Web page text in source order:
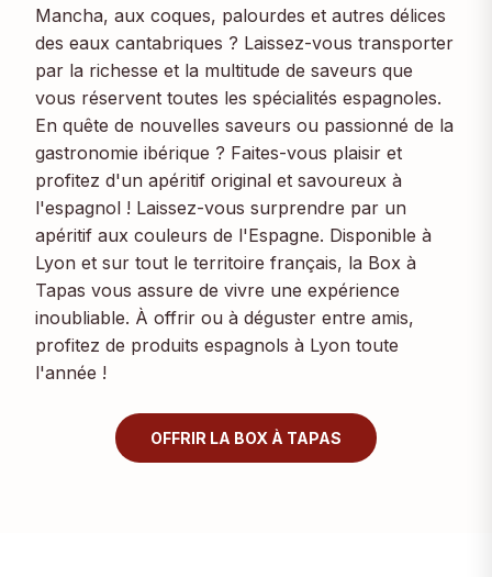
Mancha, aux coques, palourdes et autres délices
des eaux cantabriques ? Laissez-vous transporter
par la richesse et la multitude de saveurs que
vous réservent toutes les spécialités espagnoles.
En quête de nouvelles saveurs ou passionné de la
gastronomie ibérique ? Faites-vous plaisir et
profitez d'un apéritif original et savoureux à
l'espagnol ! Laissez-vous surprendre par un
apéritif aux couleurs de l'Espagne. Disponible à
Lyon et sur tout le territoire français, la Box à
Tapas vous assure de vivre une expérience
inoubliable. À offrir ou à déguster entre amis,
profitez de produits espagnols à Lyon toute
l'année !
OFFRIR LA BOX À TAPAS